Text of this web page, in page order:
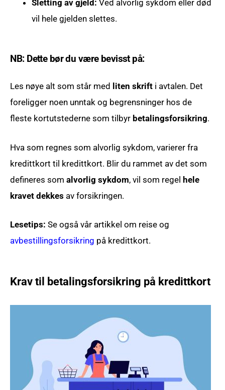
Sletting av gjeld: Ved alvorlig sykdom eller død
vil hele gjelden slettes.
NB: Dette bør du være bevisst på:
Les nøye alt som står med liten skrift i avtalen. Det
foreligger noen unntak og begrensninger hos de
fleste kortutstederne som tilbyr betalingsforsikring.
Hva som regnes som alvorlig sykdom, varierer fra
kredittkort til kredittkort. Blir du rammet av det som
defineres somalvorlig sykdom, vil som regelhele
kravet dekkes av forsikringen.
Lesetips: Se også vår artikkel om reise og
avbestillingsforsikring på kredittkort.
Krav til betalingsforsikring på kredittkort